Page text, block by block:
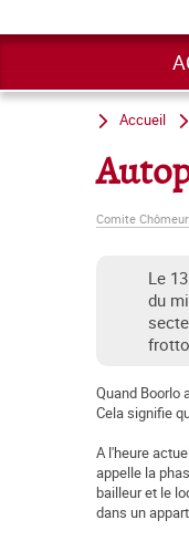
Accueil
Comite
Le
du
Quand Boorlo
Cela signifie
A l'heure
appelle la
bailleur et le
dans un